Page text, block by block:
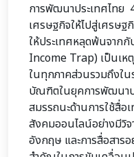
การพัฒนาประเทศไทย
เศรษฐกิจให้ไปสู่เศรษ
ให้ประเทศหลุดพ้นจาก
Income Trap) เป็นเห
ในทุกภาคส่วนรวมถึงใ
บัณฑิตในยุคการพัฒนา
สมรรถนะด้านการใช้สื่อ
สังคมออนไลน์อย่างมีวิ
อังกฤษ และการสื่อสาร